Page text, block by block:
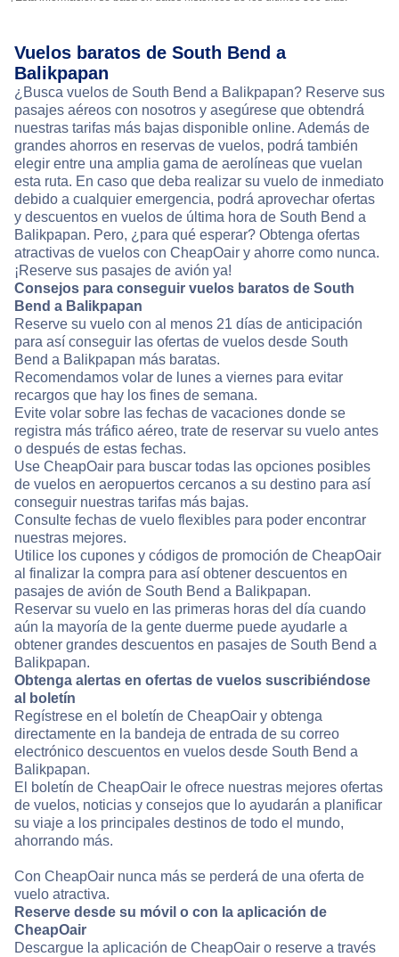
Vuelos baratos de South Bend a
Balikpapan
¿Busca vuelos de South Bend a Balikpapan? Reserve sus
pasajes aéreos con nosotros y asegúrese que obtendrá
nuestras tarifas más bajas disponible online. Además de
grandes ahorros en reservas de vuelos, podrá también
elegir entre una amplia gama de aerolíneas que vuelan
esta ruta. En caso que deba realizar su vuelo de inmediato
debido a cualquier emergencia, podrá aprovechar ofertas
y descuentos en vuelos de última hora de South Bend a
Balikpapan. Pero, ¿para qué esperar? Obtenga ofertas
atractivas de vuelos con CheapOair y ahorre como nunca.
¡Reserve sus pasajes de avión ya!
Consejos para conseguir vuelos baratos de South
Bend a Balikpapan
Reserve su vuelo con al menos 21 días de anticipación
para así conseguir las ofertas de vuelos desde South
Bend a Balikpapan más baratas.
Recomendamos volar de lunes a viernes para evitar
recargos que hay los fines de semana.
Evite volar sobre las fechas de vacaciones donde se
registra más tráfico aéreo, trate de reservar su vuelo antes
o después de estas fechas.
Use CheapOair para buscar todas las opciones posibles
de vuelos en aeropuertos cercanos a su destino para así
conseguir nuestras tarifas más bajas.
Consulte fechas de vuelo flexibles para poder encontrar
nuestras mejores.
Utilice los cupones y códigos de promoción de CheapOair
al finalizar la compra para así obtener descuentos en
pasajes de avión de South Bend a Balikpapan.
Reservar su vuelo en las primeras horas del día cuando
aún la mayoría de la gente duerme puede ayudarle a
obtener grandes descuentos en pasajes de South Bend a
Balikpapan.
Obtenga alertas en ofertas de vuelos suscribiéndose
al boletín
Regístrese en el boletín de CheapOair y obtenga
directamente en la bandeja de entrada de su correo
electrónico descuentos en vuelos desde South Bend a
Balikpapan.
El boletín de CheapOair le ofrece nuestras mejores ofertas
de vuelos, noticias y consejos que lo ayudarán a planificar
su viaje a los principales destinos de todo el mundo,
ahorrando más.
Con CheapOair nunca más se perderá de una oferta de
vuelo atractiva.
Reserve desde su móvil o con la aplicación de
CheapOair
Descargue la aplicación de CheapOair o reserve a través